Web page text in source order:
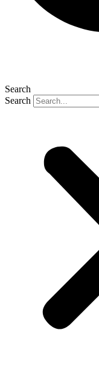
Search
Search